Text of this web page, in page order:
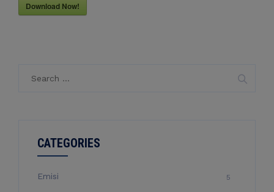
Download Now!
CATEGORIES
Emisi 5